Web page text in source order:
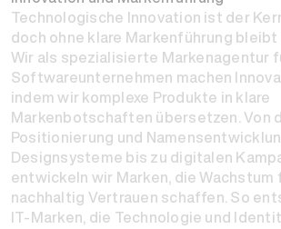
Technologische Innovation ist der
doch ohne klare Markenführung
Wir als spezialisierte Markenagentur
Softwareunternehmen machen
indem wir komplexe Produkte in klare
Markenbotschaften übersetzen. Von
Positionierung und
Designsysteme bis zu digitalen
entwickeln wir Marken, die Wachstum
nachhaltig Vertrauen schaffen. So
IT-Marken, die Technologie und